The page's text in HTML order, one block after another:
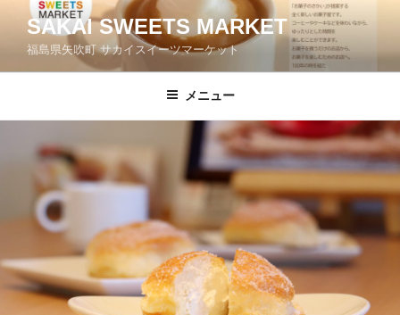
ン
SAKAI SWEETS MARKET
福島県矢吹町 サカイスイーツマーケット
メニュー